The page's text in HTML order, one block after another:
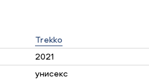
Trekko
2021
унисекс